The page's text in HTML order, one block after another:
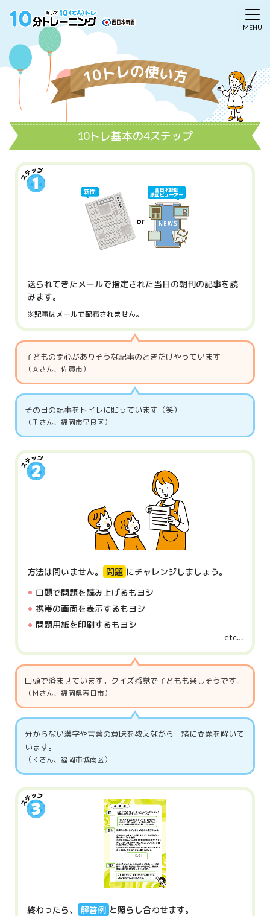
10トレ基本の4ステップ
送られてきたメールで指定された当日の朝刊の記事を読
みます。
※記事はメールで配布されません。
子どもの関心がありそうな記事のときだけやっています
（Ａさん、佐賀市）
その日の記事をトイレに貼っています（笑）
（Ｔさん、福岡市早良区）
方法は問いません。 問題 にチャレンジしましょう。
口頭で問題を読み上げるもヨシ
携帯の画面を表示するもヨシ
問題用紙を印刷するもヨシ
etc…
口頭で済ませています。クイズ感覚で子どもも楽しそうです。
（Ｍさん、福岡県春日市）
分からない漢字や言葉の意味を教えながら一緒に問題を解いて
います。
（Ｋさん、福岡市城南区）
終わったら、 解答例 と照らし合わせます。